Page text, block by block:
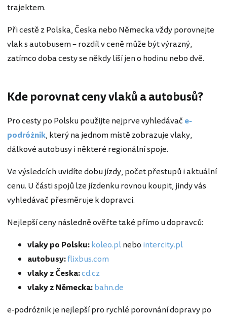
trajektem.
Při cestě z Polska, Česka nebo Německa vždy porovnejte
vlak s autobusem – rozdíl v ceně může být výrazný,
zatímco doba cesty se někdy liší jen o hodinu nebo dvě.
Kde porovnat ceny vlaků a autobusů?
Pro cesty po Polsku použijte nejprve vyhledávač e-
podróżnik, který na jednom místě zobrazuje vlaky,
dálkové autobusy i některé regionální spoje.
Ve výsledcích uvidíte dobu jízdy, počet přestupů i aktuální
cenu. U části spojů lze jízdenku rovnou koupit, jindy vás
vyhledávač přesměruje k dopravci.
Nejlepší ceny následně ověřte také přímo u dopravců:
vlaky po Polsku:koleo.plnebo intercity.pl
autobusy:flixbus.com
vlaky z Česka:cd.cz
vlaky z Německa:bahn.de
e-podróżnik je nejlepší pro rychlé porovnání dopravy po